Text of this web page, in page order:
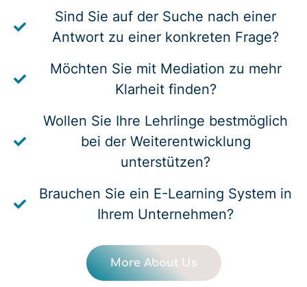
Sind Sie auf der Suche nach einer
Antwort zu einer konkreten Frage?
Möchten Sie mit Mediation zu mehr
Klarheit finden?
Wollen Sie Ihre Lehrlinge bestmöglich
bei der Weiterentwicklung
unterstützen?
Brauchen Sie ein E-Learning System in
Ihrem Unternehmen?
More About Us